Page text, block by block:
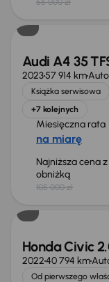
66 000 zł
Taniej o 3 000 zł
Audi A4 35
202357 914 km
Książka serwisowa
+7 kolejnych
Miesięczna rata
na miarę
Najniższa cena
obniżką
105 000 zł
Taniej o 2 000 zł
Honda Civic
202240 794 km
Od pierwszego